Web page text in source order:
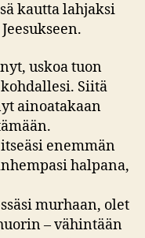
kautta lahjaksi
uskoa tuon
Siitä
ainoatakaan
enemmän
halpana,
murhaan, olet
– vähintään